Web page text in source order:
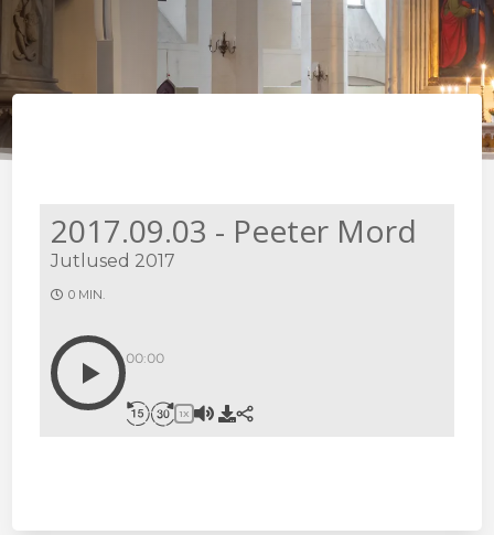
2017.09.03 - Peeter Mord
Jutlused 2017
0 MIN.
00:00
1X